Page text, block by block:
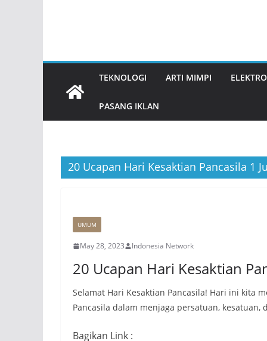
TEKNOLOGI ARTI MIMPI
PASANG IKLAN
20 Ucapan Hari Kesaktian Pancasila 1
UMUM
May 28, 2023 Indonesia Network
20 Ucapan Hari Kesaktian
Selamat Hari Kesaktian Pancasila! Hari ini kita
Pancasila dalam menjaga persatuan, kesatuan,
Bagikan Link :